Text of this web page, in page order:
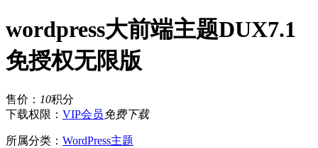
wordpress大前端主题DUX7.1
免授权无限版
售价： 10积分
下载权限： VIP会员免费下载
所属分类： WordPress主题